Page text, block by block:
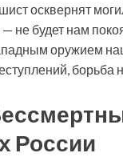
осквернят
не будет нам
оружием
борьба
России